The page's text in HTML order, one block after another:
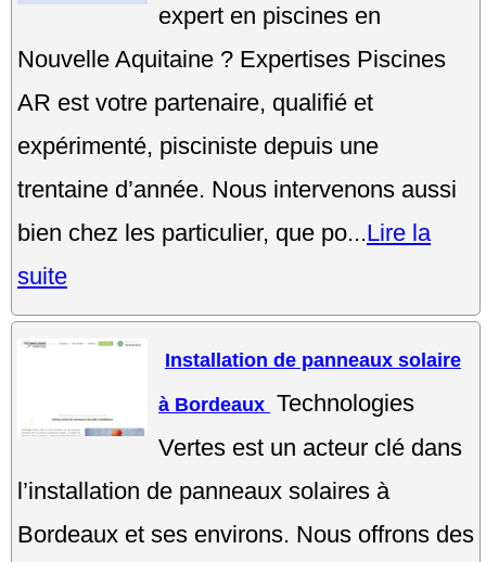
expert en piscines en
Nouvelle Aquitaine ? Expertises Piscines
AR est votre partenaire, qualifié et
expérimenté, pisciniste depuis une
trentaine d’année. Nous intervenons aussi
bien chez les particulier, que po...Lire la
suite
Installation de panneaux solaire
à Bordeaux Technologies
Vertes est un acteur clé dans
l’installation de panneaux solaires à
Bordeaux et ses environs. Nous offrons des